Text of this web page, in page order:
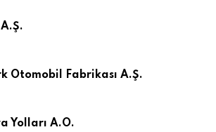
Otomobil Fabrikası A.Ş.
Yolları A.O.